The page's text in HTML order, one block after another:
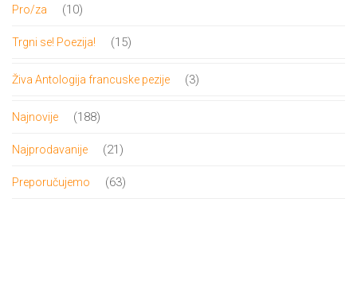
Pro/za 1010
Trgni se! Poezija! 1515
Živa Antologija francuske pezije 33
Najnovije 188188
Najprodavanije 2121
Preporučujemo 6363